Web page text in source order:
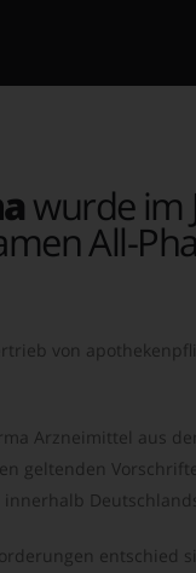
wurde im
All-
von
Arzneimittel aus
geltenden
entschied